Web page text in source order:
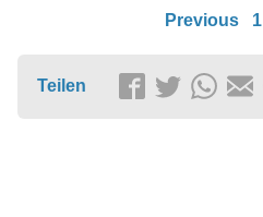
Previous 1
Teilen